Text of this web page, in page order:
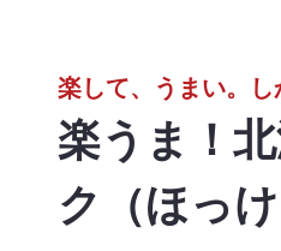
楽して、うまい。し
楽うま！
ク（ほっ